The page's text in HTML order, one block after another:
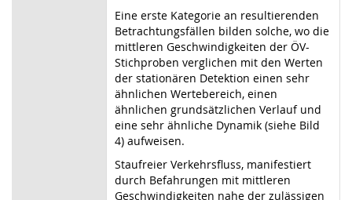
Eine erste Kategorie an resultierenden
Betrachtungsfällen bilden solche, wo die
mittleren Geschwindigkeiten der ÖV-
Stichproben verglichen mit den Werten
der stationären Detektion einen sehr
ähnlichen Wertebereich, einen
ähnlichen grundsätzlichen Verlauf und
eine sehr ähnliche Dynamik (siehe Bild
4) aufweisen.
Staufreier Verkehrsfluss, manifestiert
durch Befahrungen mit mittleren
Geschwindigkeiten nahe der zulässigen